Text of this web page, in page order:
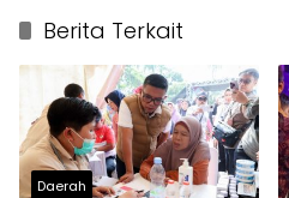
Berita Terkait
Daerah